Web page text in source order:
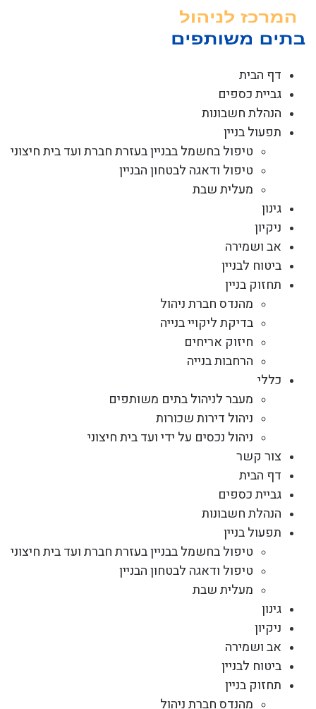
דף הבית
גביית כספים
הנהלת חשבונות
תפעול בניין
טיפול בחשמל בבניין בעזרת חברת ועד בית חיצוני
טיפול ודאגה לבטחון הבניין
מעלית שבת
גינון
ניקיון
אב ושמירה
ביטוח לבניין
תחזוק בניין
מהנדס חברת ניהול
בדיקת ליקויי בנייה
חיזוק אריחים
הרחבות בנייה
כללי
מעבר לניהול בתים משותפים
ניהול דירות שכורות
ניהול נכסים על ידי ועד בית חיצוני
צור קשר
דף הבית
גביית כספים
הנהלת חשבונות
תפעול בניין
טיפול בחשמל בבניין בעזרת חברת ועד בית חיצוני
טיפול ודאגה לבטחון הבניין
מעלית שבת
גינון
ניקיון
אב ושמירה
ביטוח לבניין
תחזוק בניין
מהנדס חברת ניהול